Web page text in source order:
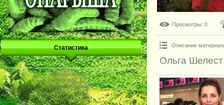
Статистика
Онлайн всего:1
Гостей:1
Пользователей:0
Просмотры: 0
Описание
Ольга